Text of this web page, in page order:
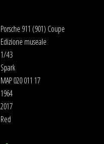
Porsche 911 (901) Coupe
Edizione museale
1/43
Spark
MAP 020 011 17
1964
2017
Red